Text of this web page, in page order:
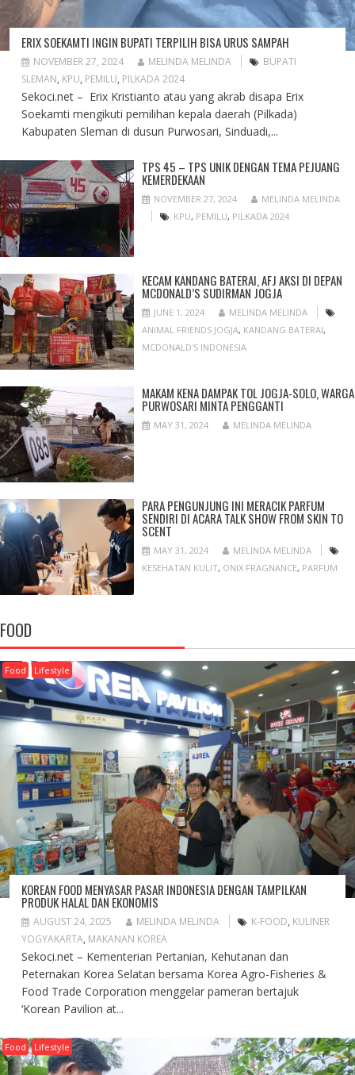
ERIX SOEKAMTI INGIN BUPATI TERPILIH BISA URUS SAMPAH
NOVEMBER 27, 2024 MELINDA MELINDA
BUPATI
SLEMAN, KPU, PEMILU, PILKADA 2024
Sekoci.net – Erix Kristianto atau yang akrab disapa Erix
Soekamti mengikuti pemilihan kepala daerah (Pilkada)
Kabupaten Sleman di dusun Purwosari, Sinduadi,...
TPS 45 – TPS UNIK DENGAN TEMA PEJUANG
KEMERDEKAAN
NOVEMBER 27, 2024
MELINDA MELINDA
KPU, PEMILU, PILKADA 2024
KECAM KANDANG BATERAI, AFJ AKSI DI DEPAN
MCDONALD’S SUDIRMAN JOGJA
JUNE 1, 2024
MELINDA MELINDA
ANIMAL FRIENDS JOGJA, KANDANG BATERAI,
MCDONALD'S INDONESIA
MAKAM KENA DAMPAK TOL JOGJA-SOLO, WARGA
PURWOSARI MINTA PENGGANTI
MAY 31, 2024 MELINDA MELINDA
PARA PENGUNJUNG INI MERACIK PARFUM
SENDIRI DI ACARA TALK SHOW FROM SKIN TO
SCENT
MAY 31, 2024
MELINDA MELINDA
KESEHATAN KULIT, ONIX FRAGNANCE, PARFUM
FOOD
Food Lifestyle
KOREAN FOOD MENYASAR PASAR INDONESIA DENGAN TAMPILKAN
PRODUK HALAL DAN EKONOMIS
AUGUST 24, 2025 MELINDA MELINDA K-FOOD, KULINER
YOGYAKARTA, MAKANAN KOREA
Sekoci.net – Kementerian Pertanian, Kehutanan dan
Peternakan Korea Selatan bersama Korea Agro-Fisheries &
Food Trade Corporation menggelar pameran bertajuk
‘Korean Pavilion at...
Food Lifestyle